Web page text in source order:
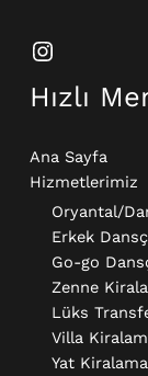
Hızlı
Ana Sayfa
Hizmetlerimiz
Oryantal/
Erkek
Go-go
Zenne
Lüks
Villa
Yat Kiralama